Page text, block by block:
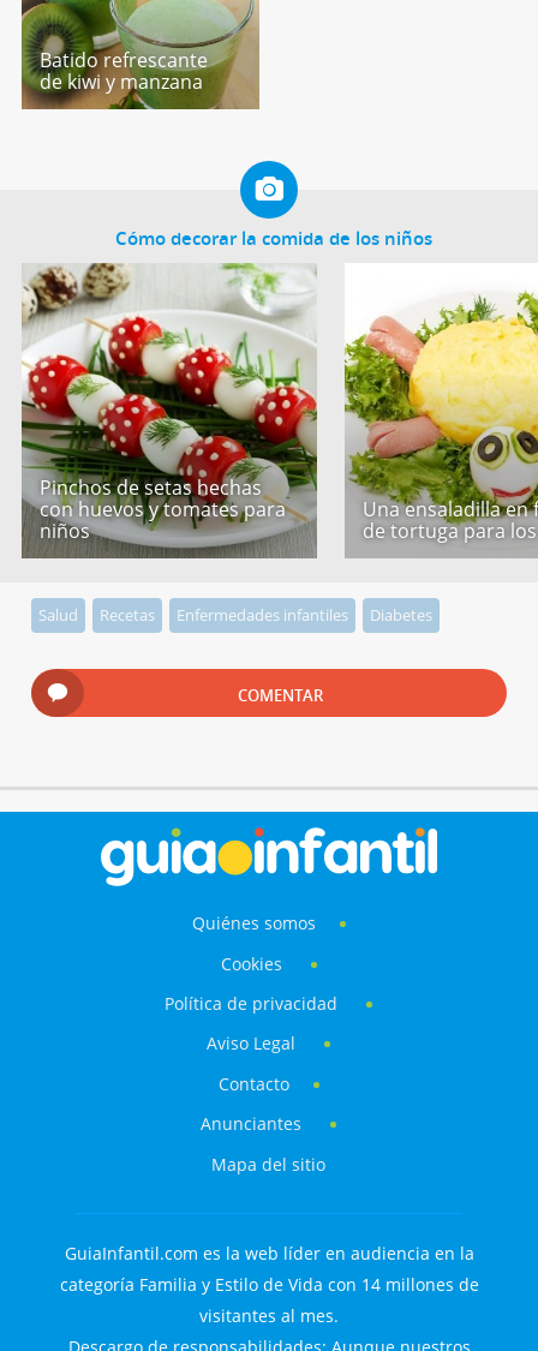
Batido refrescante
de kiwi y manzana
Cómo decorar la comida de los niños
Pinchos de setas hechas
con huevos y tomates para
niños
Una ensaladilla en
de tortuga para
Salud Recetas Enfermedades infantiles Diabetes
COMENTAR
Quiénes somos
Cookies
Política de privacidad
Aviso Legal
Contacto
Anunciantes
Mapa del sitio
GuiaInfantil.com es la web líder en audiencia en la
categoría Familia y Estilo de Vida con 14 millones de
visitantes al mes.